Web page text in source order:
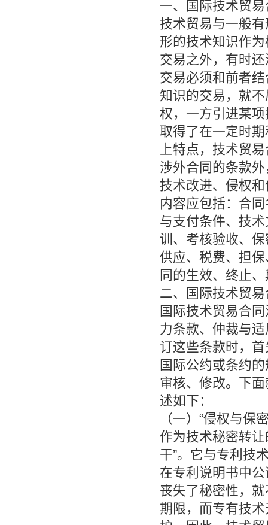
一、国际技术贸
技术贸易与一般
形的技术知识作
交易之外，有时
交易必须和前者
知识的交易，就
权，一方引进某
取得了在一定时
上特点，技术贸
涉外合同的条款
技术改进、侵权
内容应包括：合
与支付条件、技
训、考核验收、
供应、税费、担
同的生效、终止
二、国际技术贸
国际技术贸易合
力条款、仲裁与
订这些条款时，
国际公约或条约
审核、修改。下
述如下：
（一）“侵权与保
作为技术秘密转让
干”。它与专利技
在专利说明书中
丧失了秘密性，
期限，而专有技